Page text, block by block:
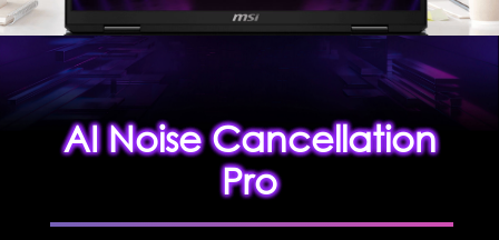
AI Noise Cancellation
Pro